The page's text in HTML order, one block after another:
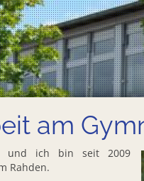
am
und ich bin seit 2009
Rahden.